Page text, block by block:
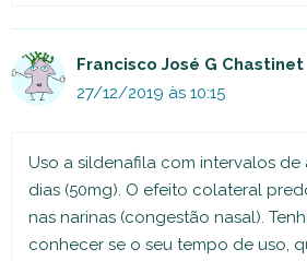
Francisco José G Chastinet
27/12/2019 às 10:15
Uso a sildenafila com intervalos de
dias (50mg). O efeito colateral
nas narinas (congestão nasal).
conhecer se o seu tempo de uso,